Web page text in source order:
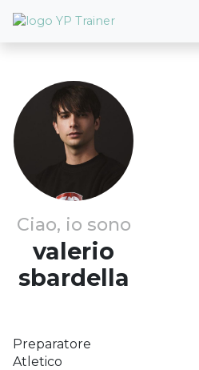
Ciao, io sono
valerio
sbardella
Preparatore
Atletico